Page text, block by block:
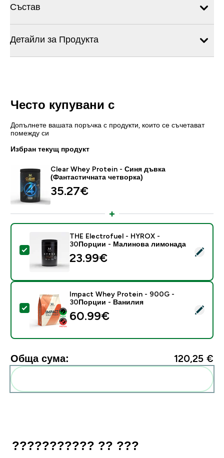
Състав
Детайли за Продукта
Често купувани с
Допълнете вашата поръчка с продукти, които се съчетават
помежду си
Избран текущ продукт
Clear Whey Protein - Синя дъвка
(Фантастичната четворка)
35.27€‎
Select this product - THE Electrofuel - HYROX -
THE Electrofuel - HYROX -
30Порции - Малинова лимонада
23.99€‎
Select this product - Impact Whey Protein - 900G -
Impact Whey Protein - 900G -
30Порции - Ванилия
60.99€‎
Обща сума: 120,25 €‎
??????????? ?? ???